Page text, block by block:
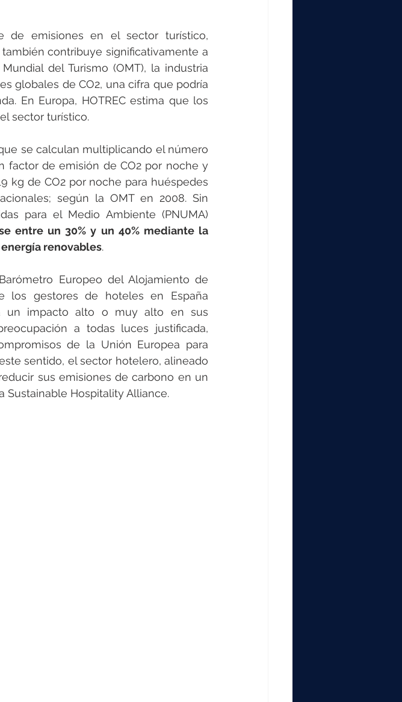
de emisiones en el sector turístico,
contribuye significativamente a
del Turismo (OMT), la industria
globales de CO2, una cifra que podría
En Europa, HOTREC estima que los
sector turístico.
se calculan multiplicando el número
factor de emisión de CO2 por noche y
kg de CO2 por noche para huéspedes
según la OMT en 2008. Sin
para el Medio Ambiente (PNUMA)
entre un 30% y un 40% mediante la
renovables.
Europeo del Alojamiento de
los gestores de hoteles en España
un impacto alto o muy alto en sus
a todas luces justificada,
de la Unión Europea para
sentido, el sector hotelero, alineado
sus emisiones de carbono en un
Sustainable Hospitality Alliance.